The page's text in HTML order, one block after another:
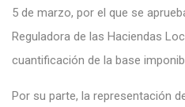
5 de marzo, por el que se
Reguladora de las Haciendas
cuantificación de la base
Por su parte, la representación